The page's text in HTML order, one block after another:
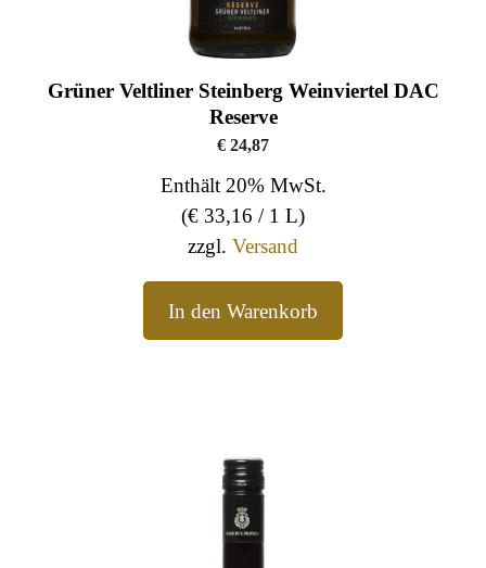
Grüner Veltliner Steinberg Weinviertel DAC
Reserve
€24,87
Enthält 20% MwSt.
(€ 33,16 / 1 L)
zzgl. Versand
In den Warenkorb